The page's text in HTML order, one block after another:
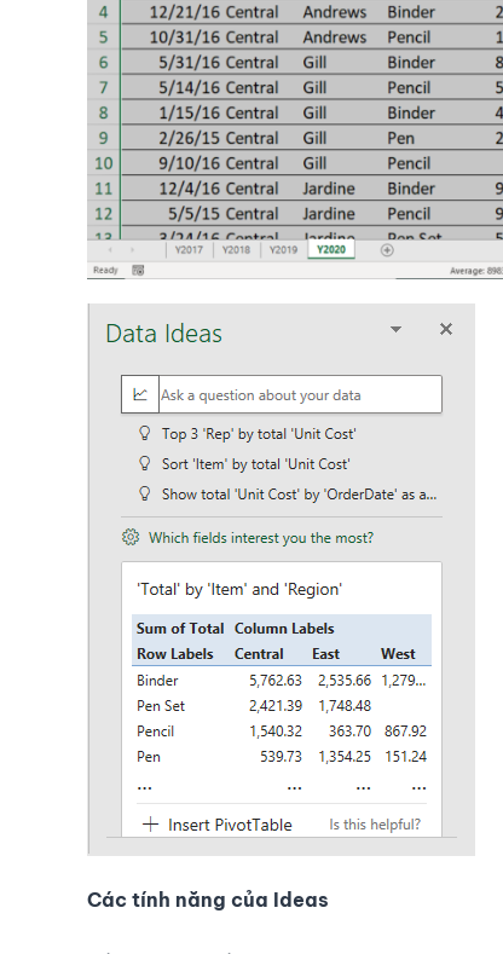
Các tính năng của Ideas